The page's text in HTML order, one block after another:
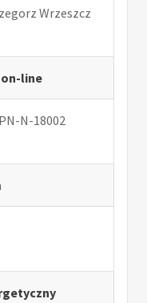
Wrzeszcz
line
N-18002